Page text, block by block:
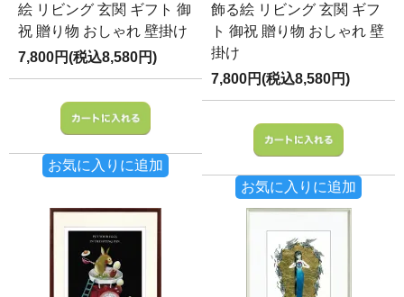
絵 リビング 玄関 ギフト 御
祝 贈り物 おしゃれ 壁掛け
7,800円(税込8,580円)
お気に入りに追加
飾る絵 リビング 玄関 ギフ
ト 御祝 贈り物 おしゃれ 壁
掛け
7,800円(税込8,580円)
お気に入りに追加